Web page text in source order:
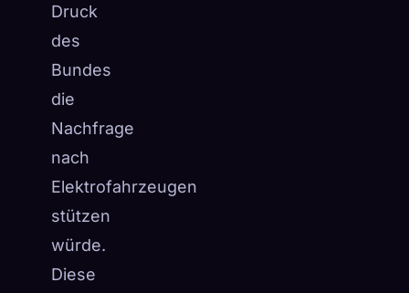
Druck
des
Bundes
die
Nachfrage
nach
Elektrofahrzeugen
stützen
würde.
Diese